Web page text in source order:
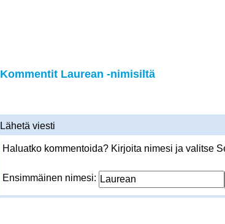
Kommentit Laurean -nimisiltä
Lähetä viesti
Haluatko kommentoida? Kirjoita nimesi ja valitse
Ensimmäinen nimesi: